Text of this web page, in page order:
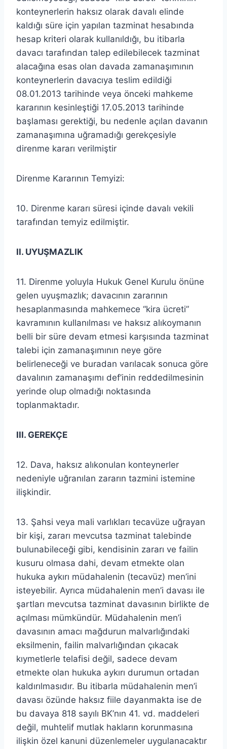
konteynerlerin haksız olarak davalı elinde
kaldığı süre için yapılan tazminat hesabında
hesap kriteri olarak kullanıldığı, bu itibarla
davacı tarafından talep edilebilecek tazminat
alacağına esas olan davada zamanaşımının
konteynerlerin davacıya teslim edildiği
08.01.2013 tarihinde veya önceki mahkeme
kararının kesinleştiği 17.05.2013 tarihinde
başlaması gerektiği, bu nedenle açılan davanın
zamanaşımına uğramadığı gerekçesiyle
direnme kararı verilmiştir
Direnme Kararının Temyizi:
10. Direnme kararı süresi içinde davalı vekili
tarafından temyiz edilmiştir.
II. UYUŞMAZLIK
11. Direnme yoluyla Hukuk Genel Kurulu önüne
gelen uyuşmazlık; davacının zararının
hesaplanmasında mahkemece “kira ücreti”
kavramının kullanılması ve haksız alıkoymanın
belli bir süre devam etmesi karşısında tazminat
talebi için zamanaşımının neye göre
belirleneceği ve buradan varılacak sonuca göre
davalının zamanaşımı def’inin reddedilmesinin
yerinde olup olmadığı noktasında
toplanmaktadır.
III. GEREKÇE
12. Dava, haksız alıkonulan konteynerler
nedeniyle uğranılan zararın tazmini istemine
ilişkindir.
13. Şahsi veya mali varlıkları tecavüze uğrayan
bir kişi, zararı mevcutsa tazminat talebinde
bulunabileceği gibi, kendisinin zararı ve failin
kusuru olmasa dahi, devam etmekte olan
hukuka aykırı müdahalenin (tecavüz) men’ini
isteyebilir. Ayrıca müdahalenin men’i davası ile
şartları mevcutsa tazminat davasının birlikte de
açılması mümkündür. Müdahalenin men’i
davasının amacı mağdurun malvarlığındaki
eksilmenin, failin malvarlığından çıkacak
kıymetlerle telafisi değil, sadece devam
etmekte olan hukuka aykırı durumun ortadan
kaldırılmasıdır. Bu itibarla müdahalenin men’i
davası özünde haksız fiile dayanmakta ise de
bu davaya 818 sayılı BK’nın 41. vd. maddeleri
değil, muhtelif mutlak hakların korunmasına
ilişkin özel kanuni düzenlemeler uygulanacaktır